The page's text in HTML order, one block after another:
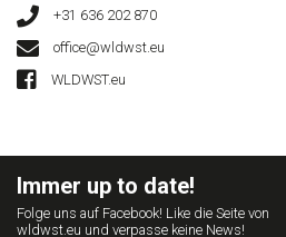
+31 636 202 870
office@wldwst.eu
WLDWST.eu
Immer up to date!
Folge uns auf Facebook! Like die Seite von
wldwst.eu und verpasse keine News!